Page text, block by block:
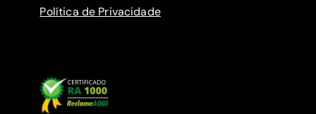
Política de Privacidade